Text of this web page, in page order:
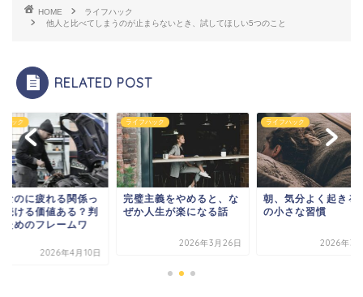
HOME
ライフハック
他人と比べてしまうのが止まらないとき、試してほしい5つのこと
RELATED POST
ハック
なのに疲れる関係っ
続ける価値ある？判
ためのフレームワ
2026年4月10日
ライフハック
完璧主義をやめると、な
ぜか人生が楽になる話
2026年3月26日
ライフハック
朝、気分よく起きる
の小さな習慣
2026年3